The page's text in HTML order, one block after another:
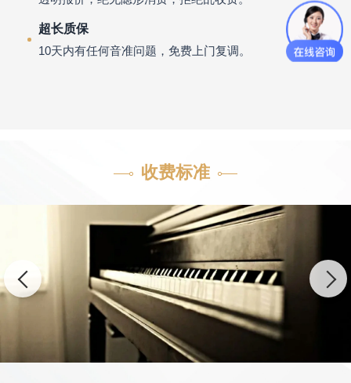
超长质保
10天内有任何音准问题，免费上门复调。
收费标准